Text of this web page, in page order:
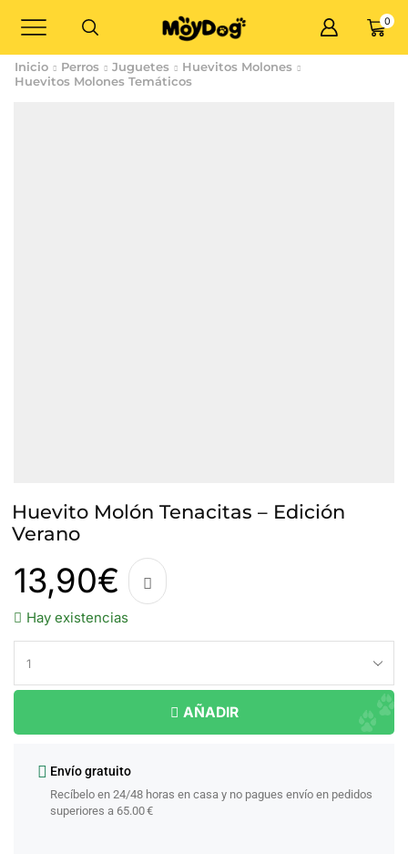
0
Inicio Perros Juguetes
Huevitos Molones
Huevitos Molones Temáticos
Huevito Molón Tenacitas – Edición
Verano
13,90€
Hay existencias
AÑADIR
Envío gratuito
Recíbelo en 24/48 horas en casa y no pagues envío en pedidos
superiores a 65.00 €